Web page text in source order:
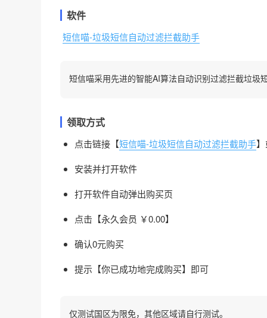
软件
短信喵-垃圾短信自动过滤拦截助手
短信喵采用先进的智能AI算法自动识别过滤拦截垃
领取方式
点击链接【短信喵-垃圾短信自动过滤拦截助手
安装并打开软件
打开软件自动弹出购买页
点击【永久会员 ￥0.00】
确认0元购买
提示【你已成功地完成购买】即可
仅测试国区为限免，其他区域请自行测试。